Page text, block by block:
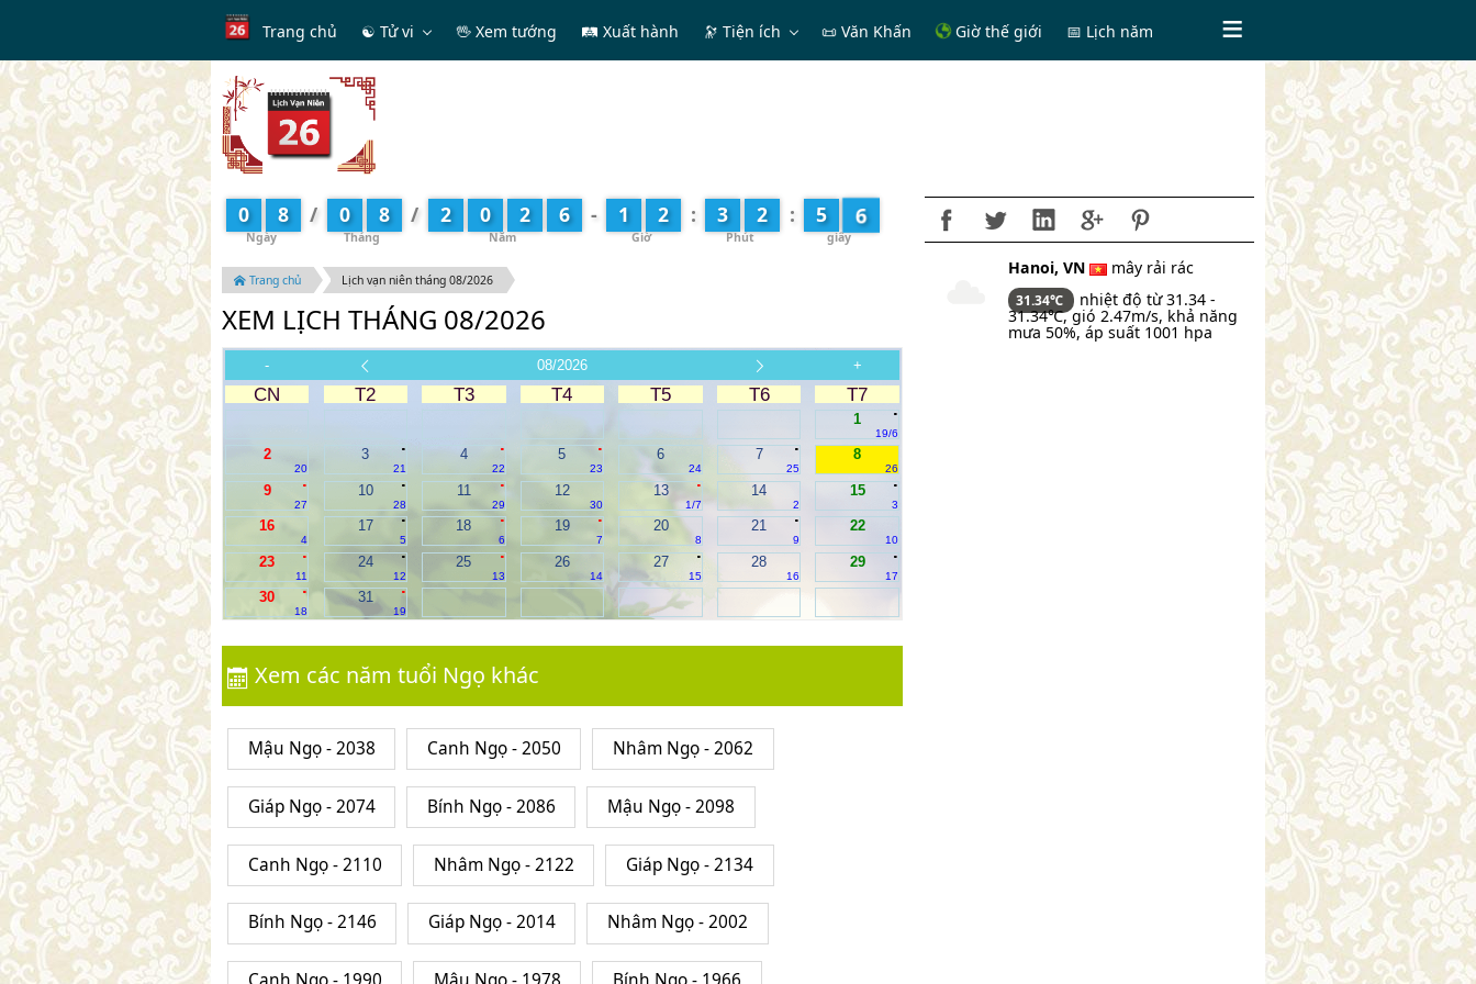
Trang chủ ☯ Tử vi 🖖 Xem tướng 🛤 Xuất hành 🔭 Tiện ích 📜 Văn Khấn Giờ thế giới 📅 Lịch năm
0 8 / 0 8 / 2 0 2 6 - 1 2 : 3 2 : 5 7
Trang chủ Lịch vạn niên tháng 08/2026
XEM LỊCH THÁNG 08/2026
- 08/2026 +
CN T2 T3 T4 T5 T6 T7
.
1
19/6
2
20
.
3
21
.
4
22
.
5
23
6
24
.
7
25
8
26
.
9
27
.
10
28
.
11
29
12
30
.
13
1/7
14
2
.
15
3
16
4
.
17
5
.
18
6
.
19
7
20
8
.
21
9
22
10
.
23
11
.
24
12
.
25
13
26
14
.
27
15
28
16
29
17
.
30
18
.
31
19
Xem các năm tuổi Ngọ khác
Mậu Ngọ - 2038 Canh Ngọ - 2050 Nhâm Ngọ - 2062
Giáp Ngọ - 2074 Bính Ngọ - 2086 Mậu Ngọ - 2098
Canh Ngọ - 2110 Nhâm Ngọ - 2122 Giáp Ngọ - 2134
Bính Ngọ - 2146 Giáp Ngọ - 2014 Nhâm Ngọ - 2002
Hanoi, VN mây rải rác
31.34℃ nhiệt độ từ 31.34 -
31.34℃, gió 2.47m/s, khả năng
mưa 50%, áp suất 1001 hpa